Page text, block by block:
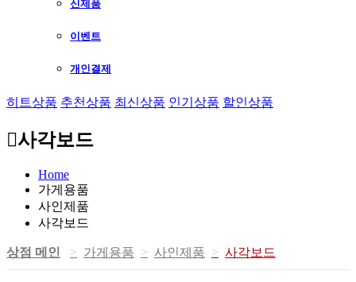
신제품
이벤트
개인결제
히트상품 추천상품 최신상품 인기상품 할인상품
사각보드
Home
가게용품
사인제품
사각보드
상점 메인 가게용품 사인제품 사각보드